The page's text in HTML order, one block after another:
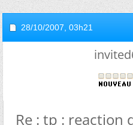
28/10/2007, 03h21
Re : tp : reaction